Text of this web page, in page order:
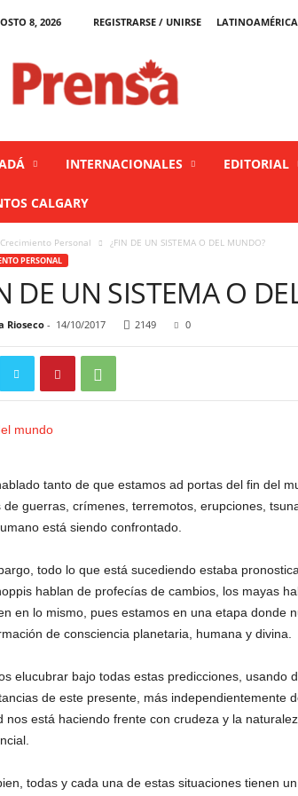
8, 2026 REGISTRARSE / UNIRSE LATINOAMÉRICA
INTERNACIONALES EDITORIAL
CALGARY
Crecimiento Personal ¿FIN DE UN SISTEMA O DEL MUNDO?
PERSONAL
DE UN SISTEMA O
Rioseco- 14/10/2017 2149 0
tanto de que estamos ad portas del fin del
de guerras, crímenes, terremotos, erupciones,
está siendo confrontado.
todo lo que está sucediendo estaba
hablan de profecías de cambios, los mayas
en lo mismo, pues estamos en una etapa donde
de consciencia planetaria, humana y divina.
elucubrar bajo todas estas predicciones, usando
de este presente, más independientemente
nos está haciendo frente con crudeza y la
todas y cada una de estas situaciones tienen